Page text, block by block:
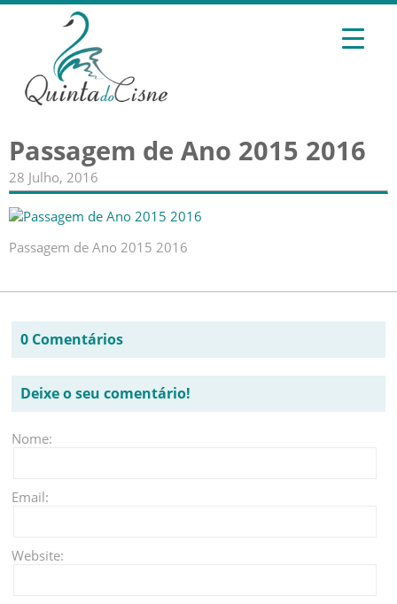
Passagem de Ano 2015 2016
28 Julho, 2016
Passagem de Ano 2015 2016
0 Comentários
Deixe o seu comentário!
Nome:
Email:
Website: